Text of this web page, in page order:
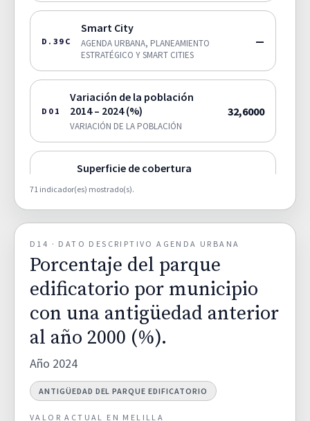
D.39C
Smart City
AGENDA URBANA, PLANEAMIENTO
ESTRATÉGICO Y SMART CITIES
—
D01
Variación de la población
2014 – 2024 (%)
VARIACIÓN DE LA POBLACIÓN
32,6000
D02A
Superficie de cobertura
TERRITORIO Y DIVERSIDAD DE
HÁBITATS
D02B
Superficie de cultivos por
municipio (%).
TERRITORIO Y DIVERSIDAD DE
HÁBITATS
Superficie de zonas humedas
por municipio (%).
TERRITORIO Y DIVERSIDAD DE
Superficie de zona forestal y
71 indicador(es) mostrado(s).
D14 · DATO DESCRIPTIVO AGENDA URBANA
Porcentaje del parque
edificatorio por municipio
con una antigüedad anterior
al año 2000 (%).
Año 2024
ANTIGÜEDAD DEL PARQUE EDIFICATORIO
VALOR ACTUAL EN MELILLA